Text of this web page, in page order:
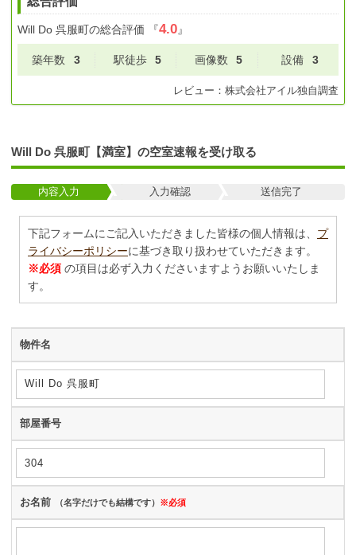
Will Do 呉服町の総合評価 『4.0』
築年数 3 駅徒歩 5 画像数 5 設備 3
レビュー： 株式会社アイル独自調査
Will Do 呉服町【満室】の空室速報を受け取る
内容入力 入力確認 送信完了
下記フォームにご記入いただきました皆様の個人情報は、 プ
ライバシーポリシーに基づき取り扱わせていただきます。
※必須 の項目は必ず入力くださいますようお願いいたしま
す。
物件名
部屋番号
お名前 （名字だけでも結構です） ※必須